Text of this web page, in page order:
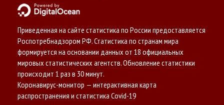
Приведенная на сайте статистика по России предоставляется
Роспотребнадзором РФ. Статистика по странам мира
формируется на основании данных от 18 официальных
мировых статистических агентств. Обновление статистики
происходит 1 раз в 30 минут.
Коронавирус-монитор — интерактивная карта
распространения и статистика Covid-19